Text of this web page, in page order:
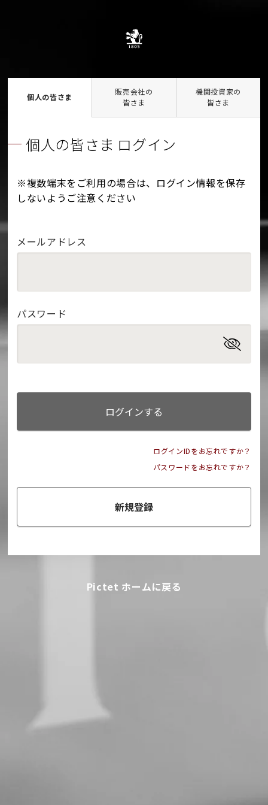
個人の皆さま
販売会社の
皆さま
機関投資家の
皆さま
個人の皆さま ログイン
※複数端末をご利用の場合は、ログイン情報を保存
しないようご注意ください
メールアドレス
パスワード
ログインする
ログインIDをお忘れですか？
パスワードをお忘れですか？
新規登録
Pictet ホームに戻る